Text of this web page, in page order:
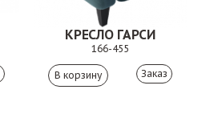
КРЕСЛО ГАРСИ
166-455
Заказ